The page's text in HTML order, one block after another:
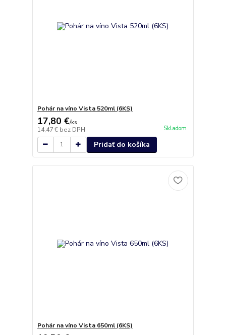
Pohár na víno Vista 520ml (6KS)
17,80 €/ks
14,47 € bez DPH Skladom
Pridať do košíka
Pohár na víno Vista 650ml (6KS)